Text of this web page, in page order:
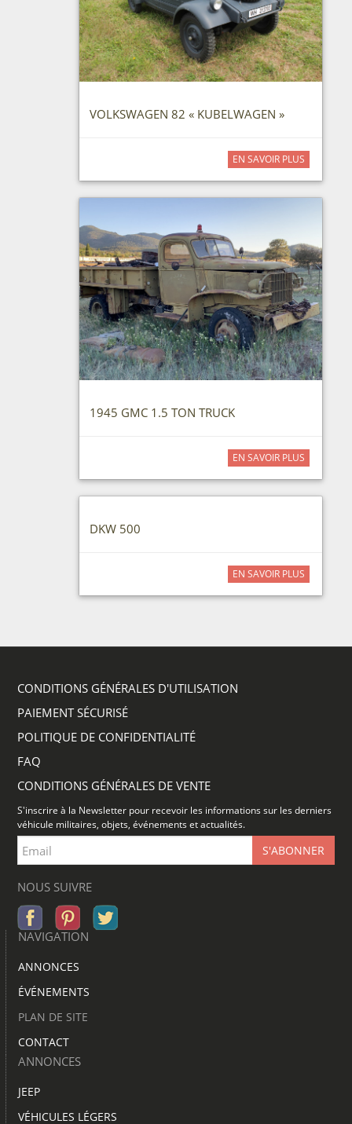
VOLKSWAGEN 82 « KUBELWAGEN »
EN SAVOIR PLUS
1945 GMC 1.5 TON TRUCK
EN SAVOIR PLUS
DKW 500
EN SAVOIR PLUS
CONDITIONS GÉNÉRALES D'UTILISATION
PAIEMENT SÉCURISÉ
POLITIQUE DE CONFIDENTIALITÉ
FAQ
CONDITIONS GÉNÉRALES DE VENTE
S'inscrire à la Newsletter pour recevoir les informations sur les derniers
véhicule militaires, objets, événements et actualités.
NOUS SUIVRE
NAVIGATION
ANNONCES
ÉVÉNEMENTS
PLAN DE SITE
CONTACT
ANNONCES
JEEP
VÉHICULES LÉGERS